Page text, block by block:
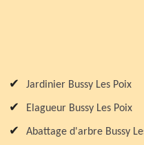
Jardinier Bussy Les Poix
Elagueur Bussy Les Poix
Abattage d'arbre Bussy